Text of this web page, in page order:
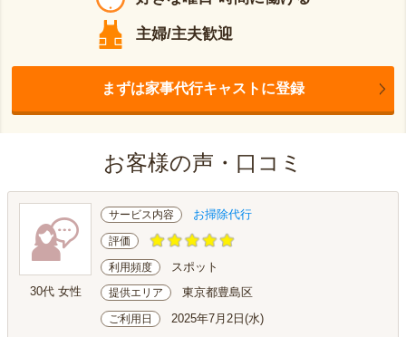
主婦/主夫歓迎
まずは家事代行キャストに登録
お客様の声・口コミ
30代 女性
サービス内容 お掃除代行
評価
利用頻度 スポット
提供エリア 東京都豊島区
ご利用日 2025年7月2日(水)